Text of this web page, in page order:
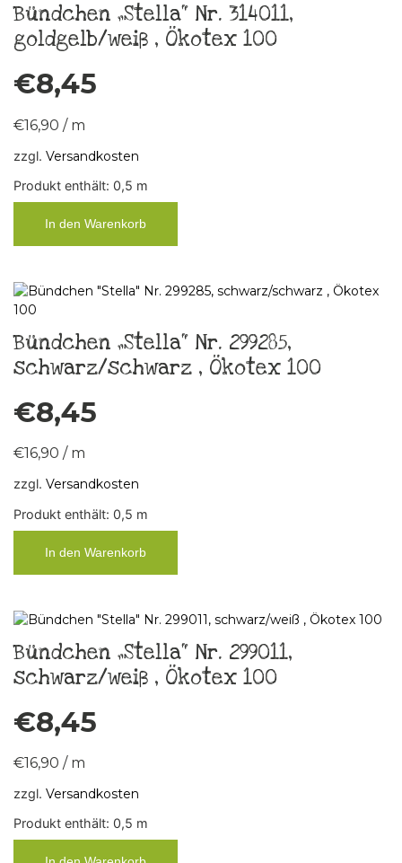
Bündchen „Stella“ Nr. 314011,
goldgelb/weiß , Ökotex 100
€8,45
€16,90 / m
zzgl. Versandkosten
Produkt enthält: 0,5 m
In den Warenkorb
Bündchen „Stella“ Nr. 299285,
schwarz/schwarz , Ökotex 100
€8,45
€16,90 / m
zzgl. Versandkosten
Produkt enthält: 0,5 m
In den Warenkorb
Bündchen „Stella“ Nr. 299011,
schwarz/weiß , Ökotex 100
€8,45
€16,90 / m
zzgl. Versandkosten
Produkt enthält: 0,5 m